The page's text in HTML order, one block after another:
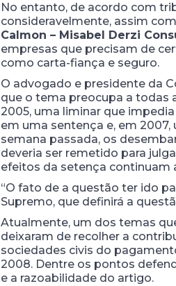
No entanto, de acordo com
consideravelmente, assim
Calmon – Misabel Derzi
empresas que precisam de
como carta-fiança e seguro.
O advogado e presidente da
que o tema preocupa a todas
2005, uma liminar que
em uma sentença e, em 2007,
semana passada, os
deveria ser remetido para
efeitos da setença continuam
“O fato de a questão ter ido
Supremo, que definirá a
Atualmente, um dos temas
deixaram de recolher a
sociedades civis do
2008. Dentre os pontos
e a razoabilidade do artigo.